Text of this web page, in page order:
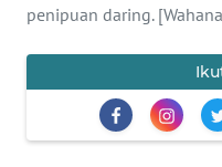
penipuan daring.